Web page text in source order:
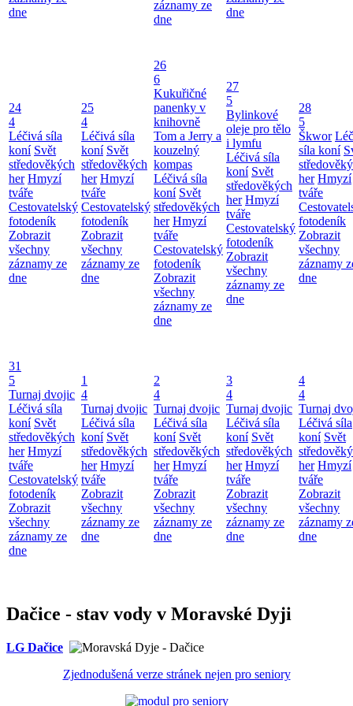
dne
záznamy ze
dne
dne
24
4
Léčivá síla
koní Svět
středověkých
her Hmyzí
tváře
Cestovatelský
fotodeník
Zobrazit
všechny
záznamy ze
dne
25
4
Léčivá síla
koní Svět
středověkých
her Hmyzí
tváře
Cestovatelský
fotodeník
Zobrazit
všechny
záznamy ze
dne
26
6
Kukuřičné
panenky v
knihovně
Tom a Jerry a
kouzelný
kompas
Léčivá síla
koní Svět
středověkých
her Hmyzí
tváře
Cestovatelský
fotodeník
Zobrazit
všechny
záznamy ze
dne
27
5
Bylinkové
oleje pro tělo
i lymfu
Léčivá síla
koní Svět
středověkých
her Hmyzí
tváře
Cestovatelský
fotodeník
Zobrazit
všechny
záznamy ze
dne
28
5
Škwor
síla koní
her Hmyzí
tváře
fotodeník
Zobrazit
všechny
záznamy
dne
31
5
Turnaj dvojic
Léčivá síla
koní Svět
středověkých
her Hmyzí
tváře
Cestovatelský
fotodeník
Zobrazit
všechny
záznamy ze
dne
1
4
Turnaj dvojic
Léčivá síla
koní Svět
středověkých
her Hmyzí
tváře
Zobrazit
všechny
záznamy ze
dne
2
4
Turnaj dvojic
Léčivá síla
koní Svět
středověkých
her Hmyzí
tváře
Zobrazit
všechny
záznamy ze
dne
3
4
Turnaj dvojic
Léčivá síla
koní Svět
středověkých
her Hmyzí
tváře
Zobrazit
všechny
záznamy ze
dne
4
4
Turnaj
Léčivá síla
koní Svět
her Hmyzí
tváře
Zobrazit
všechny
záznamy
dne
Dačice - stav vody v Moravské Dyji
LG Dačice
Zjednodušená verze stránek nejen pro seniory